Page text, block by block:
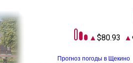
80.93
Прогноз погоды в Щекино